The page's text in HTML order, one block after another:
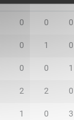
0 0 0
0 1 0
0 0 1
2 2 0
1 0 3